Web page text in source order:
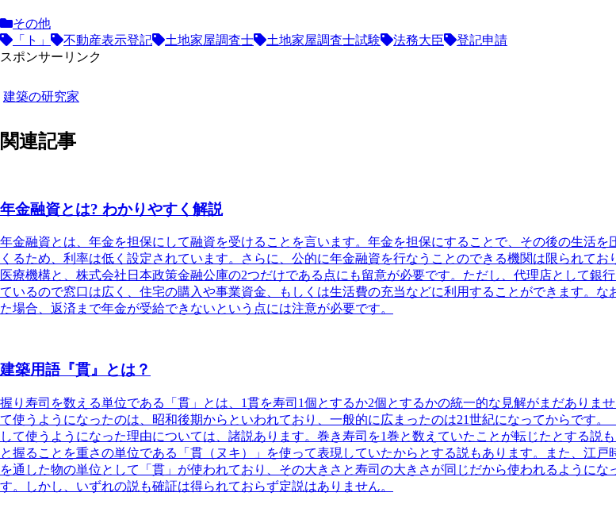
その他
「ト」
不動産表示登記 土地家屋調査士 土地家屋調査士試験 法務大臣
登記申請
スポンサーリンク
建築の研究家
関連記事
年金融資とは? わかりやすく解説
年金融資とは 、年金を担保にして融資を受けることを言います。年金を担保にすることで、その後の生活を
くるため、利率は低く設定されています。さらに、公的に年金融資を行なうことのできる機関は限られてお
医療機構と、株式会社日本政策金融公庫の2つだけである点にも留意が必要です。ただし、代理店として銀
ているので窓口は広く、住宅の購入や事業資金、もしくは生活費の充当などに利用することができます。な
た場合、返済まで年金が受給できないという点には注意が必要です。
建築用語『貫』とは？
握り寿司を数える単位である「貫」とは、1貫を寿司1個とするか2個とするかの統一的な見解がまだありませ
て使うようになったのは、昭和後期からといわれており、一般的に広まったのは21世紀になってからです。
して使うようになった理由については、諸説あります。 巻き寿司を1巻と数えていたことが転じたとする説
と握ることを重さの単位である「貫（ヌキ）」を使って表現していたからとする説もあります。また、江戸
を通した物の単位として「貫」が使われており、その大きさと寿司の大きさが同じだから使われるようにな
す。しかし、 いずれの説も確証は得られておらず定説はありません。